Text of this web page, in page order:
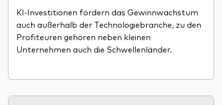
KI-Investitionen fördern das Gewinnwachstum
auch außerhalb der Technologiebranche, zu den
Profiteuren gehören neben kleinen
Unternehmen auch die Schwellenländer.